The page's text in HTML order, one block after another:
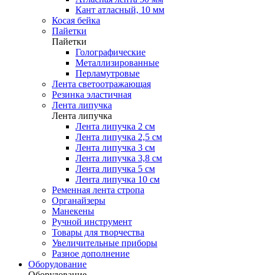
Кант атласный, 10 мм
Косая бейка
Пайетки
Пайетки
Голографические
Металлизированные
Перламутровые
Лента светоотражающая
Резинка эластичная
Лента липучка
Лента липучка
Лента липучка 2 см
Лента липучка 2,5 см
Лента липучка 3 см
Лента липучка 3,8 см
Лента липучка 5 см
Лента липучка 10 см
Ременная лента стропа
Органайзеры
Манекены
Ручной инструмент
Товары для творчества
Увеличительные приборы
Разное дополнение
Оборудование